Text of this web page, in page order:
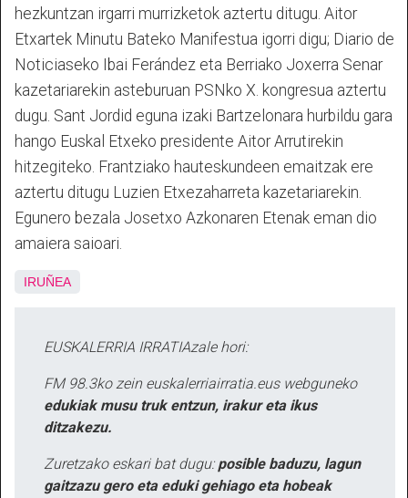
hezkuntzan irgarri murrizketok aztertu ditugu. Aitor
Etxartek Minutu Bateko Manifestua igorri digu; Diario de
Noticiaseko Ibai Ferández eta Berriako Joxerra Senar
kazetariarekin asteburuan PSNko X. kongresua aztertu
dugu. Sant Jordid eguna izaki Bartzelonara hurbildu gara
hango Euskal Etxeko presidente Aitor Arrutirekin
hitzegiteko. Frantziako hauteskundeen emaitzak ere
aztertu ditugu Luzien Etxezaharreta kazetariarekin.
Egunero bezala Josetxo Azkonaren Etenak eman dio
amaiera saioari.
IRUÑEA
EUSKALERRIA IRRATIAzale hori:
FM 98.3ko zein euskalerriairratia.eus webguneko
edukiak musu truk entzun, irakur eta ikus
ditzakezu.
Zuretzako eskari bat dugu: posible baduzu, lagun
gaitzazu gero eta eduki gehiago eta hobeak